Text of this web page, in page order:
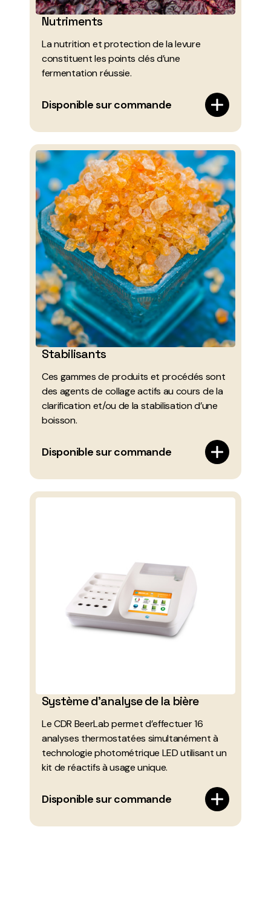
Nutriments
La nutrition et protection de la levure
constituent les points clés d’une
fermentation réussie.
Disponible sur commande
Stabilisants
Ces gammes de produits et procédés sont
des agents de collage actifs au cours de la
clarification et/ou de la stabilisation d’une
boisson.
Disponible sur commande
Système d’analyse de la bière
Le CDR BeerLab permet d’effectuer 16
analyses thermostatées simultanément à
technologie photométrique LED utilisant un
kit de réactifs à usage unique.
Disponible sur commande